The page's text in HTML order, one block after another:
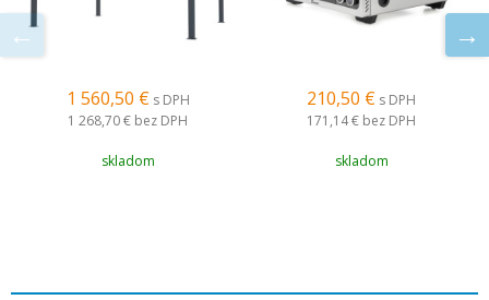
1 560,50 € s DPH
1 268,70 € bez DPH
skladom
210,50 € s DPH
171,14 € bez DPH
skladom